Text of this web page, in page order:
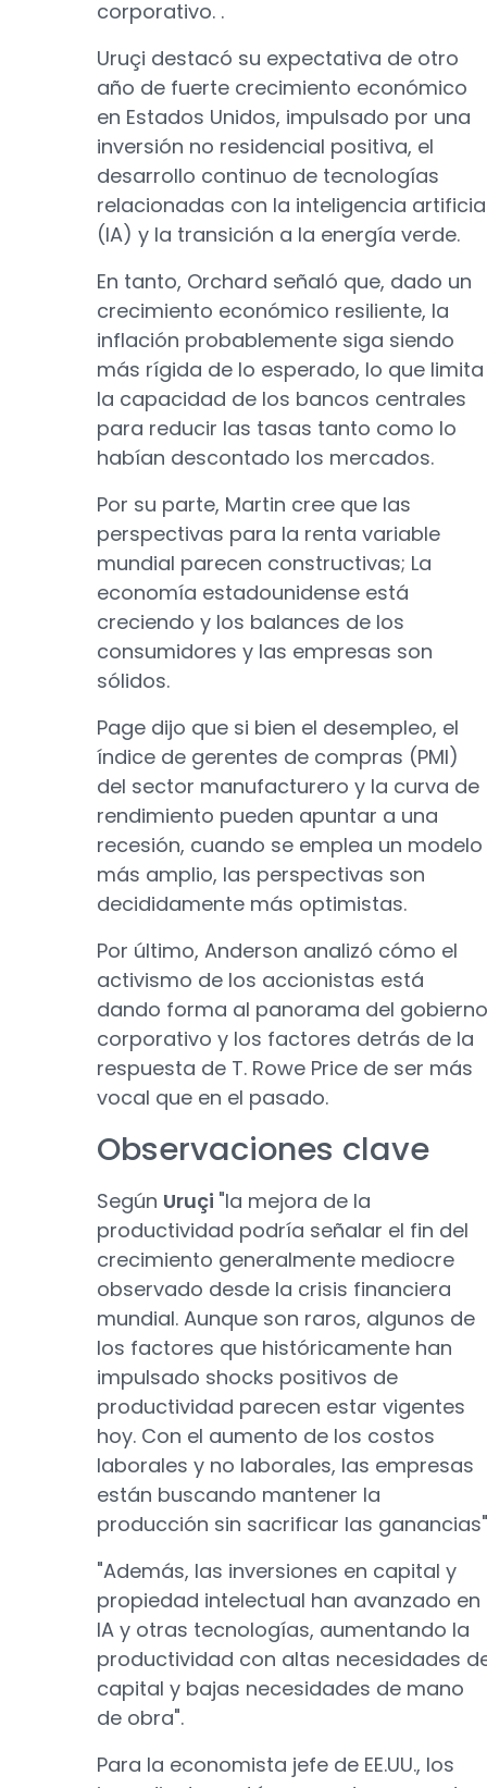
corporativo. .
Uruçi destacó su expectativa de otro
año de fuerte crecimiento económico
en Estados Unidos, impulsado por una
inversión no residencial positiva, el
desarrollo continuo de tecnologías
relacionadas con la inteligencia
(IA) y la transición a la energía verde.
En tanto, Orchard señaló que, dado un
crecimiento económico resiliente, la
inflación probablemente siga siendo
más rígida de lo esperado, lo que limita
la capacidad de los bancos centrales
para reducir las tasas tanto como lo
habían descontado los mercados.
Por su parte, Martin cree que las
perspectivas para la renta variable
mundial parecen constructivas; La
economía estadounidense está
creciendo y los balances de los
consumidores y las empresas son
sólidos.
Page dijo que si bien el desempleo, el
índice de gerentes de compras (PMI)
del sector manufacturero y la curva de
rendimiento pueden apuntar a una
recesión, cuando se emplea un modelo
más amplio, las perspectivas son
decididamente más optimistas.
Por último, Anderson analizó cómo el
activismo de los accionistas está
dando forma al panorama del gobierno
corporativo y los factores detrás de la
respuesta de T. Rowe Price de ser más
vocal que en el pasado.
Observaciones clave
Según Uruçi "la mejora de la
productividad podría señalar el fin del
crecimiento generalmente mediocre
observado desde la crisis financiera
mundial. Aunque son raros, algunos de
los factores que históricamente han
impulsado shocks positivos de
productividad parecen estar vigentes
hoy. Con el aumento de los costos
laborales y no laborales, las empresas
están buscando mantener la
producción sin sacrificar las
"Además, las inversiones en capital y
propiedad intelectual han avanzado en
IA y otras tecnologías, aumentando la
productividad con altas necesidades
capital y bajas necesidades de mano
de obra".
Para la economista jefe de EE.UU., los